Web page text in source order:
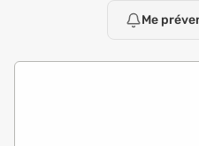
Me